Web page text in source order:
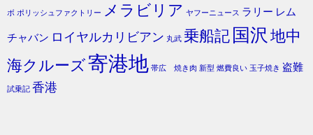
ボ ポリッシュファクトリー メラビリア ヤフーニュース ラリー レム
チャバン ロイヤルカリビアン 丸武 乗船記 国沢 地中
海クルーズ寄港地 帯広 焼き肉 新型 燃費良い 玉子焼き 盗難
試乗記 香港